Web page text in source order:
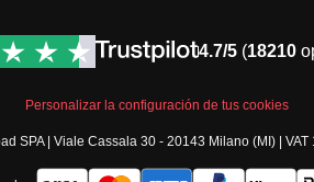
4.7/5 (18210
Personalizar la configuración de tus cookies
SPA | Viale Cassala 30 - 20143 Milano (MI) |